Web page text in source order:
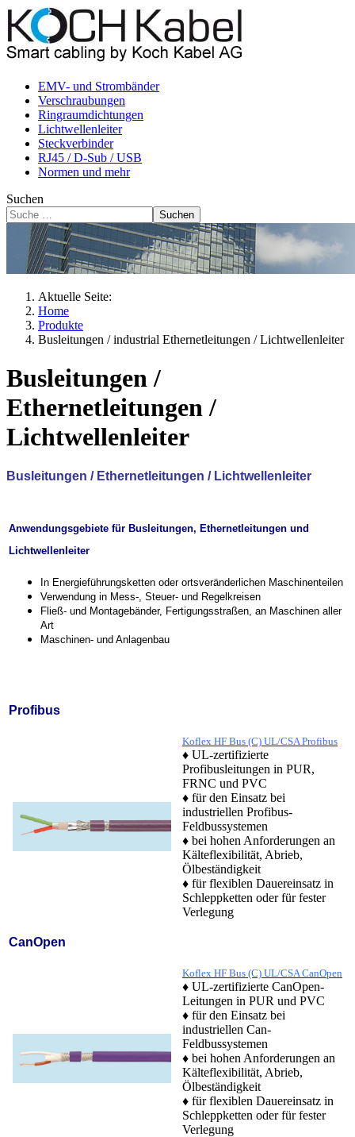
EMV- und Strombänder
Verschraubungen
Ringraumdichtungen
Lichtwellenleiter
Steckverbinder
RJ45 / D-Sub / USB
Normen und mehr
Suchen
Suchen
Aktuelle Seite:
Home
Produkte
Busleitungen / industrial Ethernetleitungen / Lichtwellenleiter
Busleitungen /
Ethernetleitungen /
Lichtwellenleiter
Busleitungen / Ethernetleitungen / Lichtwellenleiter
Anwendungsgebiete für Busleitungen, Ethernetleitungen und
Lichtwellenleiter
In Energieführungsketten oder ortsveränderlichen Maschinenteilen
Verwendung in Mess-, Steuer- und Regelkreisen
Fließ- und Montagebänder, Fertigungsstraßen, an Maschinen aller
Art
Maschinen- und Anlagenbau
Profibus
Koflex HF Bus (C) UL/CSA Profibus
♦ UL-zertifizierte
Profibusleitungen in PUR,
FRNC und PVC
♦ für den Einsatz bei
industriellen Profibus-
Feldbussystemen
♦ bei hohen Anforderungen an
Kälteflexibilität, Abrieb,
Ölbeständigkeit
♦ für flexiblen Dauereinsatz in
Schleppketten oder für fester
Verlegung
CanOpen
Koflex HF Bus (C) UL/CSA CanOpen
♦ UL-zertifizierte CanOpen-
Leitungen in PUR und PVC
♦ für den Einsatz bei
industriellen Can-
Feldbussystemen
♦ bei hohen Anforderungen an
Kälteflexibilität, Abrieb,
Ölbeständigkeit
♦ für flexiblen Dauereinsatz in
Schleppketten oder für fester
Verlegung